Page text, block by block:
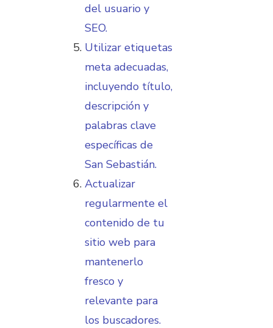
del usuario y
SEO.
Utilizar etiquetas
meta adecuadas,
incluyendo título,
descripción y
palabras clave
específicas de
San Sebastián.
Actualizar
regularmente el
contenido de tu
sitio web para
mantenerlo
fresco y
relevante para
los buscadores.